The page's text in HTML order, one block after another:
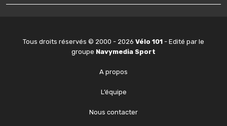
Tous droits réservés © 2000 - 2026 Vélo 101 - Edité par le
groupe Navymedia Sport
A propos
L’équipe
Nous contacter